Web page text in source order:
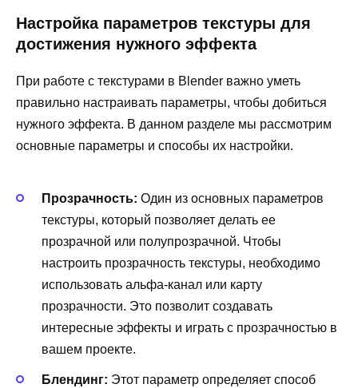
Настройка параметров текстуры для
достижения нужного эффекта
При работе с текстурами в Blender важно уметь
правильно настраивать параметры, чтобы добиться
нужного эффекта. В данном разделе мы рассмотрим
основные параметры и способы их настройки.
Прозрачность: Один из основных параметров
текстуры, который позволяет делать ее
прозрачной или полупрозрачной. Чтобы
настроить прозрачность текстуры, необходимо
использовать альфа-канал или карту
прозрачности. Это позволит создавать
интересные эффекты и играть с прозрачностью в
вашем проекте.
Блендинг: Этот параметр определяет способ